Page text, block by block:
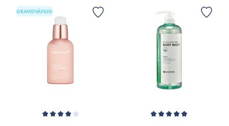
GRAVIDVÄNLIG